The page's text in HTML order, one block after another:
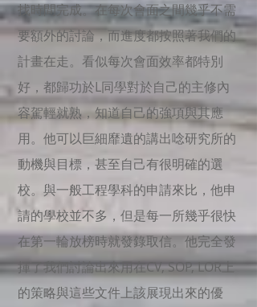
找時間完成。在每次會面之間幾乎不需
要額外的討論，而進度都按照著我們的
計畫在走。看似每次會面效率都特別
好，都歸功於L同學對於自己的主修內
容駕輕就熟，知道自己的強項與其應
用。他可以巨細靡遺的講出唸研究所的
動機與目標，甚至自己有很明確的選
校。與一般工程學科的申請來比，他申
請的學校並不多，但是每一所幾乎很快
在第一輪放榜時就發錄取信。他完全發
揮了我們討論出來用在CV, SOP, LOR上
的策略與這些文件上該展現出來的優